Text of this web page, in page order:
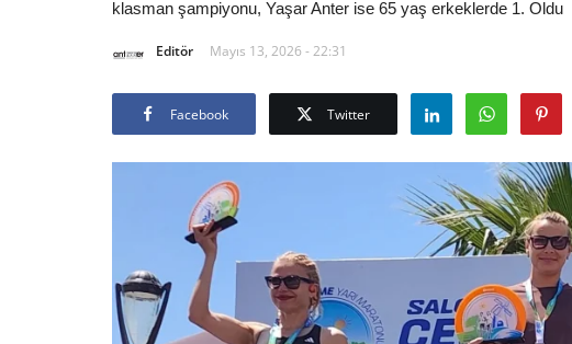
klasman şampiyonu, Yaşar Anter ise 65 yaş erkeklerde 1. Oldu
Editör Mayıs 13, 2026 - 22:31
Facebook Twitter